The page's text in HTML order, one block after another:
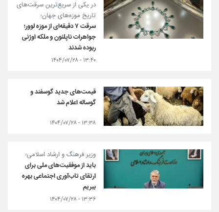
در یکی از سریع‌ترین سرقت‌های
تاریخ موزه‌های جهان؛
سرقت ۷ دقیقه‌ای از موزه لوور؛
جواهرات ناپلئون و ملکه اوژنی
ربوده شدند
۱۳:۴۰ - ۱۴۰۴/۰۷/۲۸
قیمت‌های جدید گوسفند و
گوساله اعلام شد
۱۳:۳۸ - ۱۴۰۴/۰۷/۲۸
وزیر فرهنگ و ارشاد اسلامی؛
باید از موفقیت‌های ملی برای
ارتقای تاب‌آوری اجتماعی بهره
ببریم
۱۳:۳۶ - ۱۴۰۴/۰۷/۲۸